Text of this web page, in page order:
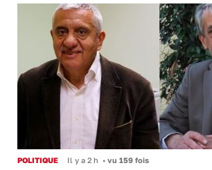
POLITIQUE Il y a 2 h • vu 159 fois